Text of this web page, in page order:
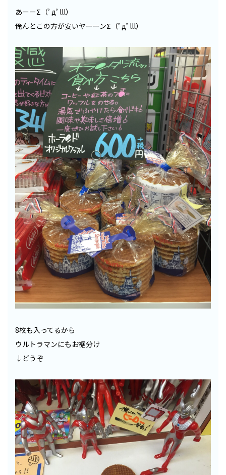
あーーΣ（ﾟдﾟlll）
俺んとこの方が安いヤーーンΣ（ﾟдﾟlll）
8枚も入ってるから
ウルトラマンにもお裾分け
↓どうぞ